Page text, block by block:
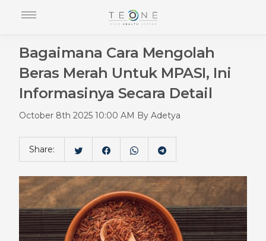
Bagaimana Cara Mengolah
Beras Merah Untuk MPASI, Ini
Informasinya Secara Detail
October 8th 2025 10:00 AM By Adetya
Share: